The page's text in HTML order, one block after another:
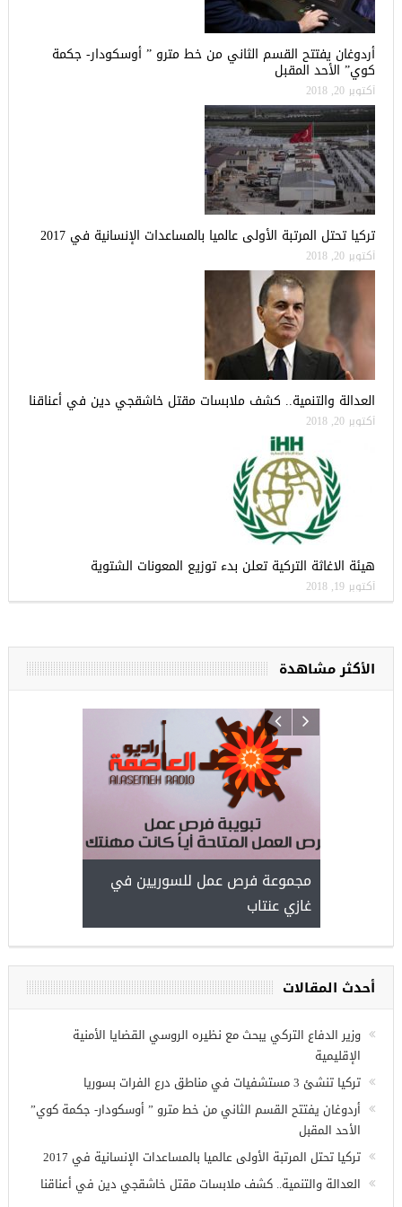
أردوغان يفتتح القسم الثاني من خط مترو ” أوسكودار- جكمة
كوي” الأحد المقبل
أكتوبر 20, 2018
تركيا تحتل المرتبة الأولى عالميا بالمساعدات الإنسانية في 2017
أكتوبر 20, 2018
العدالة والتنمية.. كشف ملابسات مقتل خاشقجي دين في أعناقنا
أكتوبر 20, 2018
هيئة الاغاثة التركية تعلن بدء توزيع المعونات الشتوية
أكتوبر 19, 2018
الأكثر مشاهدة
مجموعة فرص عمل للسوريين في
غازي عنتاب
أحدث المقالات
وزير الدفاع التركي يبحث مع نظيره الروسي القضايا الأمنية
الإقليمية
تركيا تنشئ 3 مستشفيات في مناطق درع الفرات بسوريا
أردوغان يفتتح القسم الثاني من خط مترو ” أوسكودار- جكمة كوي”
الأحد المقبل
تركيا تحتل المرتبة الأولى عالميا بالمساعدات الإنسانية في 2017
العدالة والتنمية.. كشف ملابسات مقتل خاشقجي دين في أعناقنا